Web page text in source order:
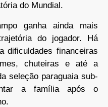
do Mundial.
ganha ainda mais
do jogador. Há
dificuldades financeiras
chuteiras e até a
seleção paraguaia sub-
a família após o